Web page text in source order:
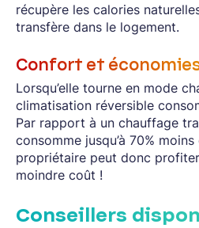
récupère les calories
transfère dans le logement.
Confort et
Lorsqu’elle tourne en mode
climatisation réversible
Par rapport à un chauffage
consomme jusqu’à 70% moins
propriétaire peut donc profiter
moindre coût !
Conseillers